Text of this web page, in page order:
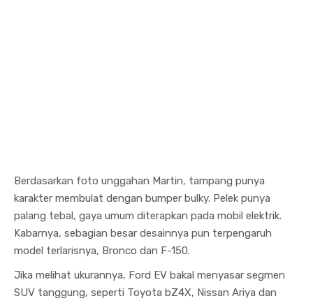
Berdasarkan foto unggahan Martin, tampang punya
karakter membulat dengan bumper bulky. Pelek punya
palang tebal, gaya umum diterapkan pada mobil elektrik.
Kabarnya, sebagian besar desainnya pun terpengaruh
model terlarisnya, Bronco dan F-150.
Jika melihat ukurannya, Ford EV bakal menyasar segmen
SUV tanggung, seperti Toyota bZ4X, Nissan Ariya dan